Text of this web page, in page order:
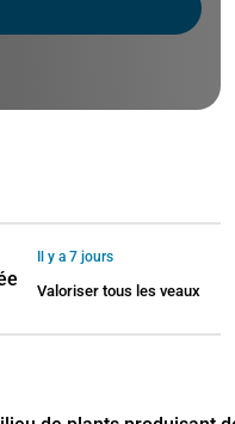
Il y a 7 jours
Valoriser tous les veaux